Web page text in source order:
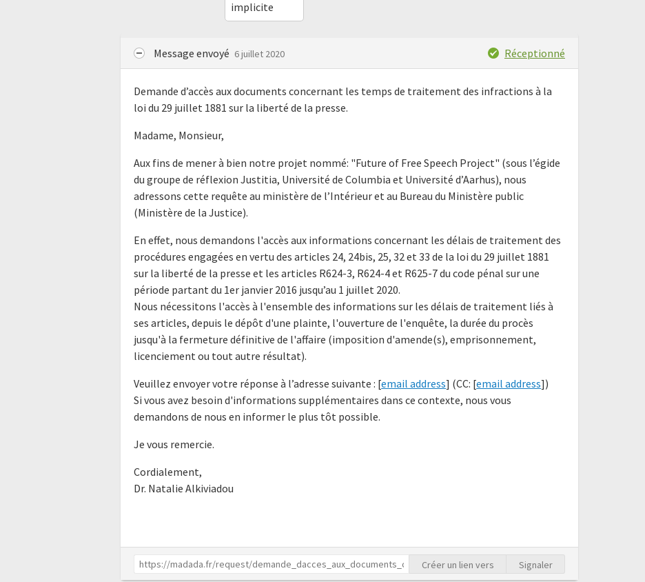
implicite
Message envoyé 6 juillet 2020 Réceptionné
Demande d’accès aux documents concernant les temps de traitement des infractions à la
loi du 29 juillet 1881 sur la liberté de la presse.
Madame, Monsieur,
Aux fins de mener à bien notre projet nommé: "Future of Free Speech Project" (sous l’égide
du groupe de réflexion Justitia, Université de Columbia et Université d’Aarhus), nous
adressons cette requête au ministère de l’Intérieur et au Bureau du Ministère public
(Ministère de la Justice).
En effet, nous demandons l'accès aux informations concernant les délais de traitement des
procédures engagées en vertu des articles 24, 24bis, 25, 32 et 33 de la loi du 29 juillet 1881
sur la liberté de la presse et les articles R624-3, R624-4 et R625-7 du code pénal sur une
période partant du 1er janvier 2016 jusqu’au 1 juillet 2020.
Nous nécessitons l'accès à l'ensemble des informations sur les délais de traitement liés à
ses articles, depuis le dépôt d'une plainte, l'ouverture de l'enquête, la durée du procès
jusqu'à la fermeture définitive de l'affaire (imposition d'amende(s), emprisonnement,
licenciement ou tout autre résultat).
Veuillez envoyer votre réponse à l’adresse suivante : [email address] (CC: [email address])
Si vous avez besoin d'informations supplémentaires dans ce contexte, nous vous
demandons de nous en informer le plus tôt possible.
Je vous remercie.
Cordialement,
Dr. Natalie Alkiviadou
Créer un lien vers Signaler